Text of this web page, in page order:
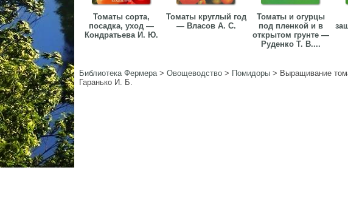
Томаты сорта,
посадка, уход —
Кондратьева И. Ю.
Томаты круглый год
— Власов А. С.
Томаты и огурцы
под пленкой и в
открытом грунте —
Руденко Т. В....
Библиотека Фермера> Овощеводство > Помидоры > Выращивание
Гаранько И. Б.